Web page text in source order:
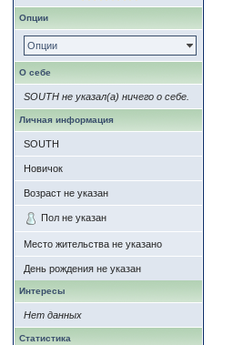
Опции
Опции
О себе
SOUTH не указал(а) ничего о себе.
Личная информация
SOUTH
Новичок
Возраст не указан
Пол не указан
Место жительства не указано
День рождения не указан
Интересы
Нет данных
Статистика